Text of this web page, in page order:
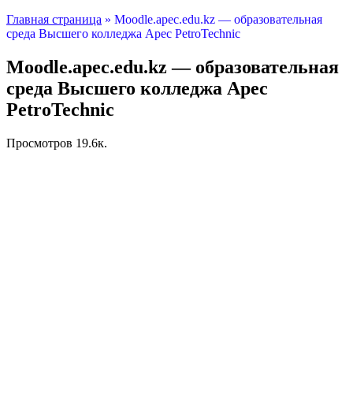
Главная страница » Moodle.apec.edu.kz — образовательная
среда Высшего колледжа Apec PetroTechnic
Moodle.apec.edu.kz — образовательная
среда Высшего колледжа Apec
PetroTechnic
Просмотров 19.6к.